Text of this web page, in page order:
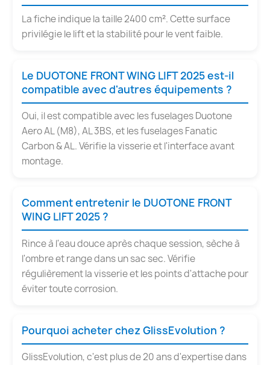
La fiche indique la taille 2400 cm². Cette surface
privilégie le lift et la stabilité pour le vent faible.
Le DUOTONE FRONT WING LIFT 2025 est-il
compatible avec d'autres équipements ?
Oui, il est compatible avec les fuselages Duotone
Aero AL (M8), AL 3BS, et les fuselages Fanatic
Carbon & AL. Vérifie la visserie et l'interface avant
montage.
Comment entretenir le DUOTONE FRONT
WING LIFT 2025 ?
Rince à l'eau douce après chaque session, sèche à
l'ombre et range dans un sac sec. Vérifie
régulièrement la visserie et les points d'attache pour
éviter toute corrosion.
Pourquoi acheter chez GlissEvolution ?
GlissEvolution, c'est plus de 20 ans d'expertise dans